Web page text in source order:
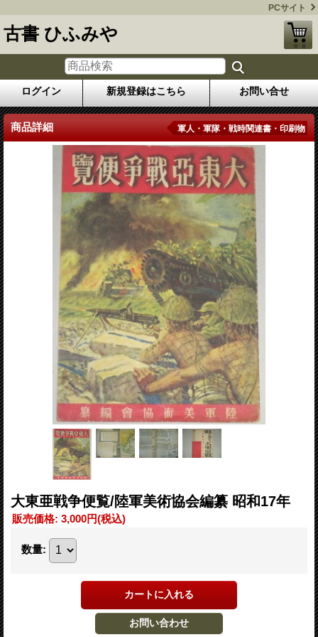
PCサイト
古書 ひふみや
ログイン 新規登録はこちら お問い合せ
商品詳細 軍人・軍隊・戦時関連書・印刷物
大東亜戦争便覧/陸軍美術協会編纂 昭和17年
販売価格: 3,000円(税込)
数量: